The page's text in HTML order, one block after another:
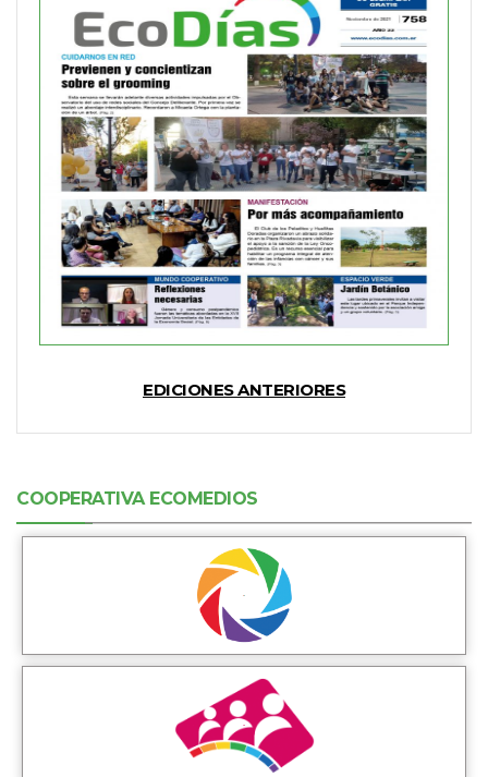
EDICIONES ANTERIORES
COOPERATIVA ECOMEDIOS